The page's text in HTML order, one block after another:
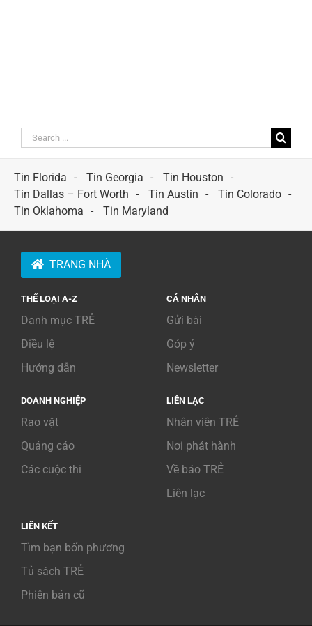
Search
for:
Tin Florida
Tin Georgia
Tin Houston
Tin Dallas – Fort Worth
Tin Austin
Tin Colorado
Tin Oklahoma
Tin Maryland
TRANG NHÀ
THỂ LOẠI A-Z
Danh mục TRẺ
Điều lệ
Hướng dẫn
CÁ NHÂN
Gửi bài
Góp ý
Newsletter
DOANH NGHIỆP
Rao vặt
Quảng cáo
Các cuộc thi
LIÊN LẠC
Nhân viên TRẺ
Nơi phát hành
Về báo TRẺ
Liên lạc
LIÊN KẾT
Tìm bạn bốn phương
Tủ sách TRẺ
Phiên bản cũ